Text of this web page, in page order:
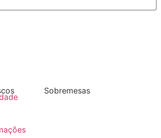
Sobremesas